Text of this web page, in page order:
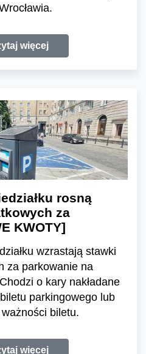
więcej
rosną
za
KWOTY]
wzrastają stawki
za parkowanie na
o kary nakładane
parkingowego lub
biletu.
więcej